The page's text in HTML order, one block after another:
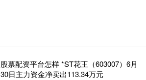
股票配资平台怎样 *ST花王（603007）6月
30日主力资金净卖出113.34万元